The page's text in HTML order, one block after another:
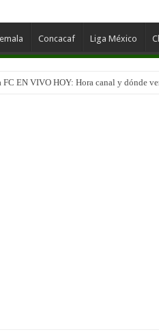
Concacaf Liga México
EN VIVO HOY: Hora canal y dónde